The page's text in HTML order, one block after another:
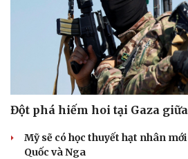
Đột phá hiếm hoi tại Gaza
Mỹ sẽ có học thuyết hạt nhân
Quốc và Nga